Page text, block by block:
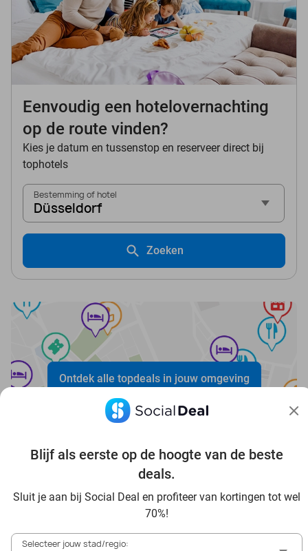
Blijf als eerste op de hoogte van de beste
deals.
Sluit je aan bij Social Deal en profiteer van kortingen tot wel
70%!
Selecteer jouw stad/regio:
Eenvoudig een hotelovernachting
op de route vinden?
Kies je datum en tussenstop en reserveer direct bij
tophotels
Bestemming of hotel
Düsseldorf
Zoeken
Ontdek alle topdeals in jouw omgeving
Voordelig genieten in Düsseldorf: haal deal-inspiratie uit
In die Sauna in Düsseldorf und Umgebung